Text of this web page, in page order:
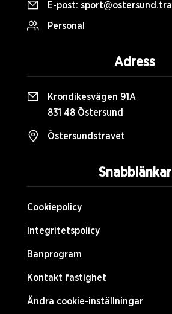
Snabblänkar
Cookiepolicy
Integritetspolicy
Banprogram
Kontakt fastighet
Ändra cookie-inställningar
E-post:
Personal
Adress
Krondikesvägen 91A
831 48 Östersund
Östersundstravet